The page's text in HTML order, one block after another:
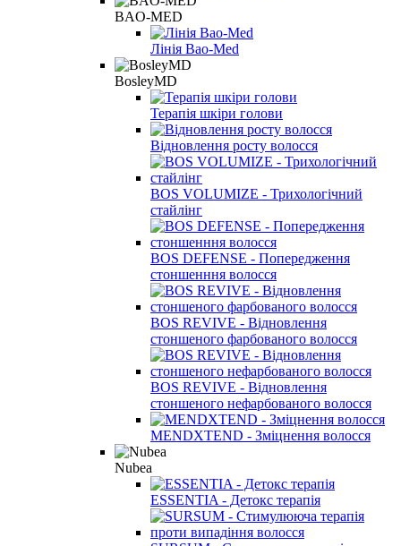
BAO-MED
Лінія Bao-Med
BosleyMD
Терапія шкіри голови
Відновлення росту волосся
BOS VOLUMIZE - Трихологічний
стайлінг
BOS DEFENSE - Попередження
стоншенння волосся
BOS REVIVE - Відновлення
стоншеного фарбованого волосся
BOS REVIVE - Відновлення
стоншеного нефарбованого волосся
MENDXTEND - Зміцнення волосся
Nubea
ESSENTIA - Детокс терапія